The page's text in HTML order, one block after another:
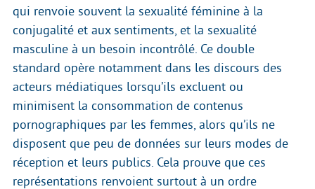
qui renvoie souvent la sexualité féminine à la
conjugalité et aux sentiments, et la sexualité
masculine à un besoin incontrôlé. Ce double
standard opère notamment dans les discours des
acteurs médiatiques lorsqu’ils excluent ou
minimisent la consommation de contenus
pornographiques par les femmes, alors qu’ils ne
disposent que peu de données sur leurs modes de
réception et leurs publics. Cela prouve que ces
représentations renvoient surtout à un ordre